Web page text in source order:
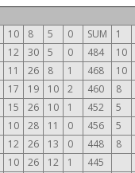
10 8 5 0 SUM 1
12 30 5 0 484 10
11 26 8 1 468 10
17 19 10 2 460 8
15 26 10 1 452 5
10 28 11 0 456 5
12 26 13 0 448 8
10 26 12 1
445